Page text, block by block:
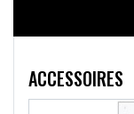
ACCESSOIRES